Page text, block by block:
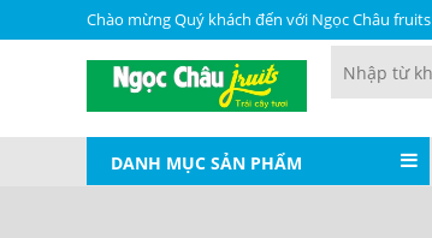
Chào mừng Quý khách đến với Ngọc Châu fruits
DANH MỤC SẢN PHẨM